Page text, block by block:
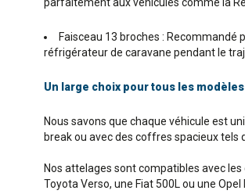
Faisceau 13 broches :
réfrigérateur de caravane pendant le
Un large choix pour tous les
Nous savons que chaque véhicule est
break ou avec des coffres spacieux tels
Nos attelages sont compatibles avec
Toyota Verso, une Fiat 500L ou une